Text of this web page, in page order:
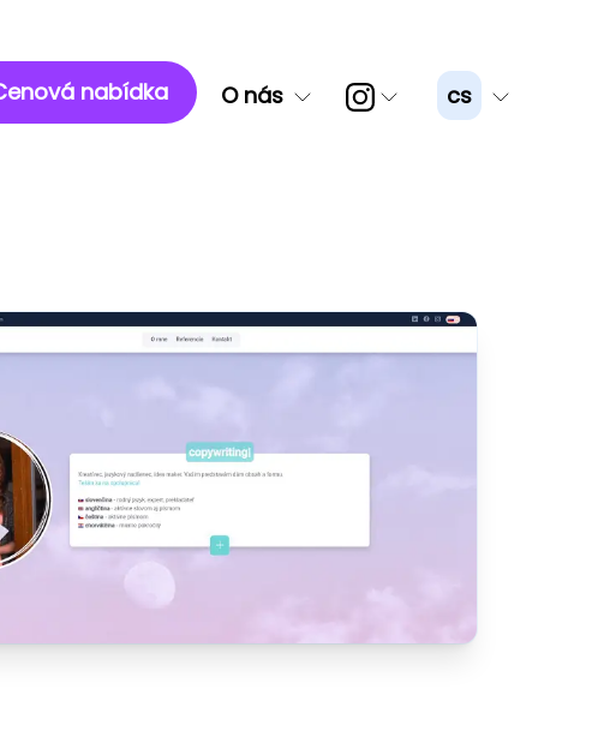
nabídka O nás cs